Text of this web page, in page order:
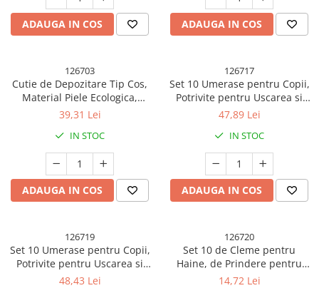
ADAUGA IN COS ADAUGA IN COS
126703
Cutie de Depozitare Tip Cos,
Material Piele Ecologica,
Pliabila, 47x28x20 cm, 26 l,
Maro
39,31 Lei
IN STOC
ADAUGA IN COS
126717
Set 10 Umerase pentru Copii,
Potrivite pentru Uscarea si
Depozitarea Hainelor de
47,89 Lei
IN STOC
ADAUGA IN COS
126719
Set 10 Umerase pentru Copii,
Potrivite pentru Uscarea si
Depozitarea Hainelor de
48,43 Lei
126720
Set 10 de Cleme pentru
Haine, de Prindere pentru
Pantaloni, Atasabile la
14,72 Lei